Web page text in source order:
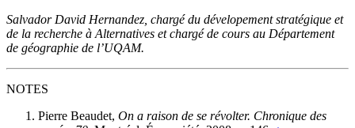
Salvador David Hernandez, chargé du dévelopement stratégique et
de la recherche à Alternatives et chargé de cours au Département
de géographie de l’UQAM.
NOTES
Pierre Beaudet, On a raison de se révolter. Chronique des